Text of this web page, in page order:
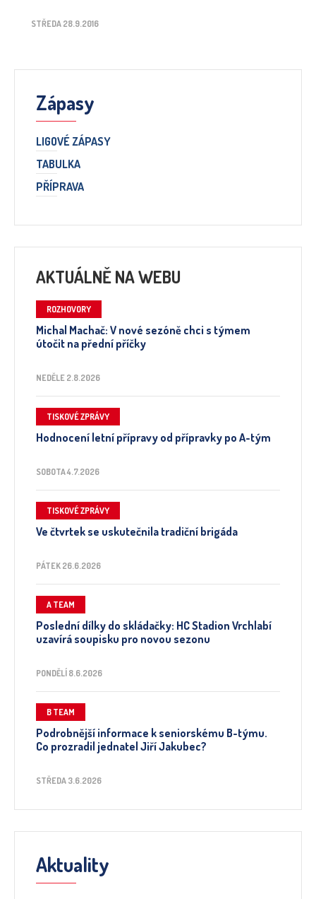
STŘEDA 28.9.2016
Zápasy
LIGOVÉ ZÁPASY
TABULKA
PŘÍPRAVA
AKTUÁLNĚ NA WEBU
ROZHOVORY
Michal Machač: V nové sezóně chci s týmem
útočit na přední příčky
NEDĚLE 2.8.2026
TISKOVÉ ZPRÁVY
Hodnocení letní přípravy od přípravky po A-tým
SOBOTA 4.7.2026
TISKOVÉ ZPRÁVY
Ve čtvrtek se uskutečnila tradiční brigáda
PÁTEK 26.6.2026
A TEAM
Poslední dílky do skládačky: HC Stadion Vrchlabí
uzavírá soupisku pro novou sezonu
PONDĚLÍ 8.6.2026
B TEAM
Podrobnější informace k seniorskému B-týmu.
Co prozradil jednatel Jiří Jakubec?
STŘEDA 3.6.2026
Aktuality